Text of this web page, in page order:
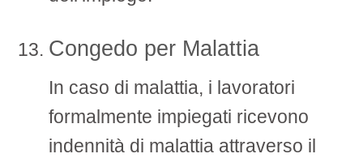
Congedo per Malattia
In caso di malattia, i lavoratori
formalmente impiegati ricevono
indennità di malattia attraverso il